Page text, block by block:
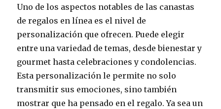
Uno de los aspectos notables de las canastas
de regalos en línea es el nivel de
personalización que ofrecen. Puede elegir
entre una variedad de temas, desde bienestar y
gourmet hasta celebraciones y condolencias.
Esta personalización le permite no solo
transmitir sus emociones, sino también
mostrar que ha pensado en el regalo. Ya sea un